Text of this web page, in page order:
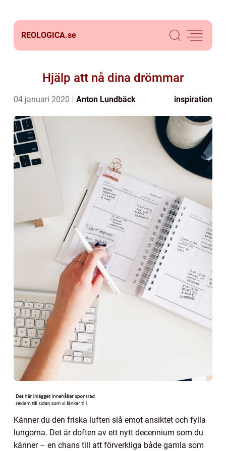
REOLOGICA.se
Hjälp att nå dina drömmar
04 januari 2020 Anton Lundbäck inspiration
Känner du den friska luften slå emot ansiktet och fylla
lungorna. Det är doften av ett nytt decennium som du
känner – en chans till att förverkliga både gamla som